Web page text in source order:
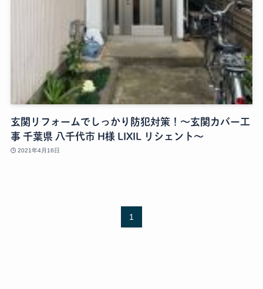
玄関リフォームでしっかり防犯対策！～玄関カバー工
事 千葉県 八千代市 H様 LIXIL リシェント～
2021年4月16日
1